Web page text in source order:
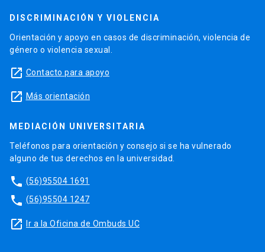
DISCRIMINACIÓN Y VIOLENCIA
Orientación y apoyo en casos de discriminación, violencia de
género o violencia sexual.
launch Contacto para apoyo
launch Más orientación
MEDIACIÓN UNIVERSITARIA
Teléfonos para orientación y consejo si se ha vulnerado
alguno de tus derechos en la universidad.
phone (56)95504 1691
phone (56)95504 1247
launch Ir a la Oficina de Ombuds UC